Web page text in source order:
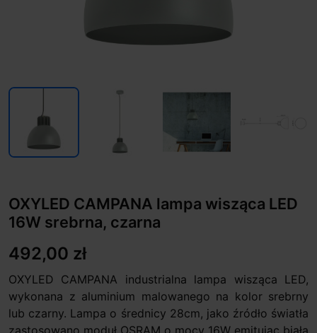
OXYLED CAMPANA lampa wisząca LED
16W srebrna, czarna
492,00 zł
OXYLED CAMPANA industrialna lampa wisząca LED,
wykonana z aluminium malowanego na kolor srebrny
lub czarny. Lampa o średnicy 28cm, jako źródło światła
zastosowano moduł OSRAM o mocy 16W emitując białą